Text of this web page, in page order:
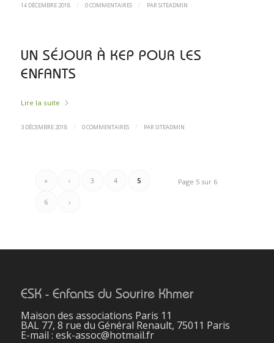
14 DÉCEMBRE 2018 / 0 COMMENTAIRES / PAR SITEADMIN
UN SÉJOUR À KEP POUR LES
ENFANTS
Lire la suite
3 DÉCEMBRE 2018 / 0 COMMENTAIRES / PAR SITEADMIN
Page 5 sur 6
« ‹ 3 4 5
6 ›
ESK - Enfants du Sourire Khmer
Maison des associations Paris 11
BAL 77, 8 rue du Général Renault, 75011 Paris
E-mail : esk-assoc@hotmail.fr